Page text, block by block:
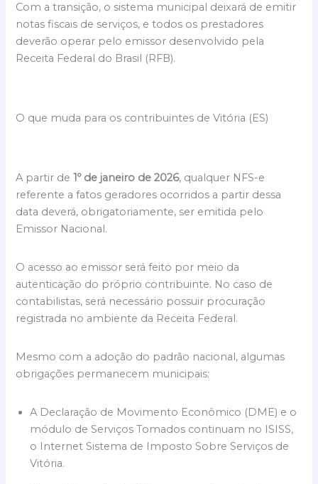
Com a transição, o sistema municipal deixará de emitir
notas fiscais de serviços, e todos os prestadores
deverão operar pelo emissor desenvolvido pela
Receita Federal do Brasil (RFB).
O que muda para os contribuintes de Vitória (ES)
A partir de1º de janeiro de 2026, qualquer NFS-e
referente a fatos geradores ocorridos a partir dessa
data deverá, obrigatoriamente, ser emitida pelo
Emissor Nacional.
O acesso ao emissor será feito por meio da
autenticação do próprio contribuinte. No caso de
contabilistas, será necessário possuir procuração
registrada no ambiente da Receita Federal.
Mesmo com a adoção do padrão nacional, algumas
obrigações permanecem municipais:
A Declaração de Movimento Econômico (DME) e o
módulo de Serviços Tomados continuam no ISISS,
o Internet Sistema de Imposto Sobre Serviços de
Vitória.